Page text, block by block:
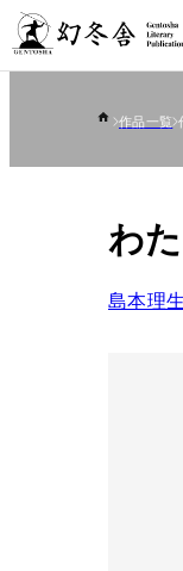
作品一覧
わ
島本理生